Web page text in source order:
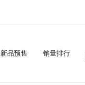
新品预售 销量排行